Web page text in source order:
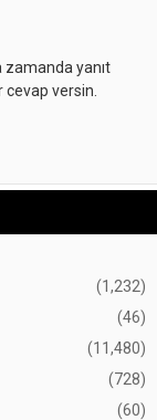
zamanda yanıt
cevap versin.
(1,232)
(46)
(11,480)
(728)
(60)